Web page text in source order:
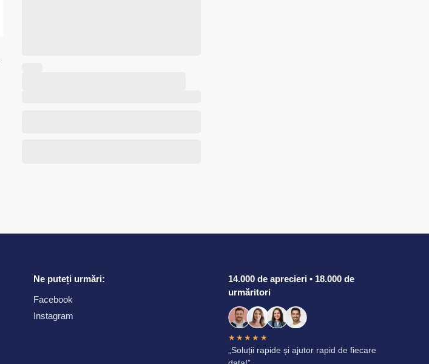
Ne puteți urmări:
Facebook
Instagram
14.000 de aprecieri • 18.000 de
urmăritori
★★★★★
„Soluții rapide și ajutor rapid de fiecare